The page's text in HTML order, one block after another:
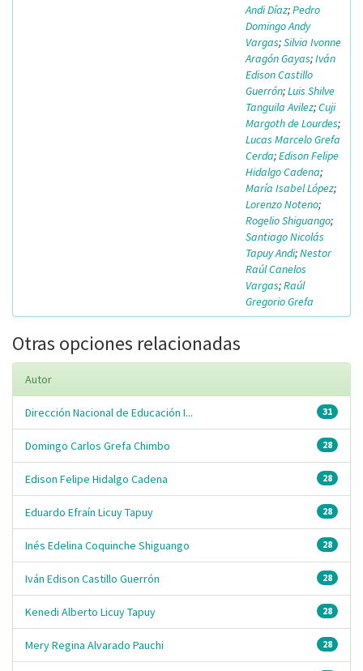
Andi Díaz;Pedro
Domingo Andy
Vargas;Silvia Ivonne
Aragón Gayas;Iván
Edison Castillo
Guerrón;Luis Shilve
Tanguila Avilez;Cuji
Margoth de Lourdes;
Lucas Marcelo Grefa
Cerda;Edison Felipe
Hidalgo Cadena;
María Isabel López;
Lorenzo Noteno;
Rogelio Shiguango;
Santiago Nicolás
Tapuy Andi;Nestor
Raúl Canelos
Vargas;Raúl
Gregorio Grefa
Otras opciones relacionadas
Autor
31
Dirección Nacional de Educación I...
28
Domingo Carlos Grefa Chimbo
28
Edison Felipe Hidalgo Cadena
28
Eduardo Efraín Licuy Tapuy
28
Inés Edelina Coquinche Shiguango
28
Iván Edison Castillo Guerrón
28
Kenedi Alberto Licuy Tapuy
28
Mery Regina Alvarado Pauchi